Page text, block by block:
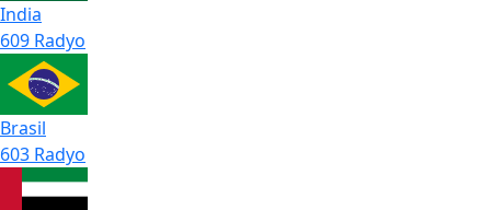
India
609 Radyo
Brasil
603 Radyo